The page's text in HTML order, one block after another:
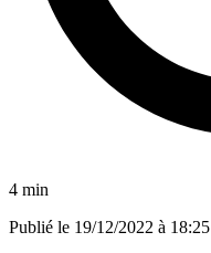
4 min
Publié le 19/12/2022 à 18:25